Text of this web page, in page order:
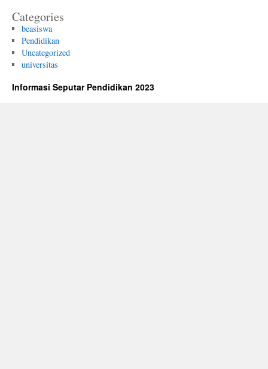
Categories
beasiswa
Pendidikan
Uncategorized
universitas
Informasi Seputar Pendidikan 2023